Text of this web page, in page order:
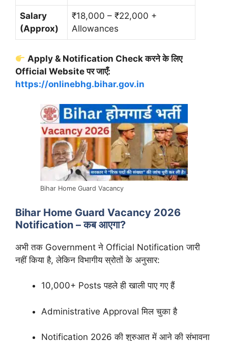
Salary
(Approx)
₹18,000 – ₹22,000 +
Allowances
Apply & Notification Check करने के लिए
Official Website पर जाएँ:
https://onlinebhg.bihar.gov.in
Bihar Home Guard Vacancy
Bihar Home Guard Vacancy 2026
Notification – कब आएगा?
अभी तक Government ने Official Notification जारी
नहीं किया है, लेकिन विभागीय स्रोतों के अनुसार:
10,000+ Posts पहले ही खाली पाए गए हैं
Administrative Approval मिल चुका है
Notification 2026 की शुरुआत में आने की संभावना